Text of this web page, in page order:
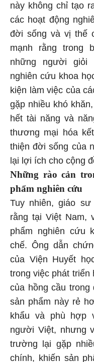
này không chỉ tạo
các hoạt động
đời sống và vị thế
mạnh rằng trong
những người giỏi
nghiên cứu khoa
kiện làm việc của
gặp nhiều khó
hết tài năng và
thương mại hóa
thiện đời sống của
lại lợi ích cho cộng
Những rào cản
phẩm nghiên cứu
Tuy nhiên, giáo
rằng tại Việt Nam,
phẩm nghiên cứu
chế. Ông dẫn
của Viện Huyết
trong việc phát triển
của hồng cầu trong
sản phẩm này rẻ
khẩu và phù hợp
người Việt, nhưng
trường lại gặp
chính, khiến sản